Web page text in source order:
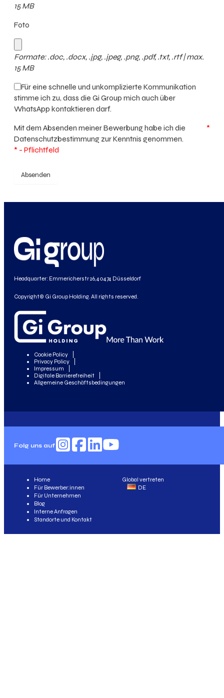
15 MB
Foto
Formate: .doc, .docx, .jpg, .jpeg, .png, .pdf, .txt, .rtf | max.
15 MB
Für eine schnelle und unkomplizierte Kommunikation
stimme ich zu, dass die Gi Group mich auch über
WhatsApp kontaktieren darf.
*
Mit dem Absenden meiner Bewerbung habe ich die
Datenschutzbestimmung zur Kenntnis genommen.
* - Pflichtfeld
Absenden
Headquarter: Emmericherstr 26, 40474 Düsseldorf
Copyright© Gi Group Holding. All rights reserved.
Cookie Policy
Privacy Policy
Impressum
Digitale Barrierefreiheit
Allgemeine Geschäftsbedingungen
Folg uns auf
Global vertreten
DE
Home
Für Bewerber:innen
Für Unternehmen
Blog
Interne Anfragen
Standorte und Kontakt